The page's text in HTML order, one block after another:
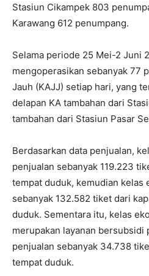
Stasiun Cikampek 803
Karawang 612 penumpang.
Selama periode 25 Mei-2 Juni
mengoperasikan sebanyak 77
Jauh (KAJJ) setiap hari, yang
delapan KA tambahan dari
tambahan dari Stasiun Pasar
Berdasarkan data penjualan,
penjualan sebanyak 119.223
tempat duduk, kemudian kelas
sebanyak 132.582 tiket dari
duduk. Sementara itu, kelas
merupakan layanan bersubsidi
penjualan sebanyak 34.738
tempat duduk.